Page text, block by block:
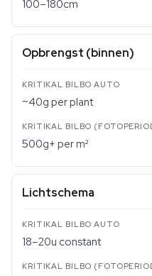
100–180cm
Opbrengst (binnen)
~40g per plant
500g+ per m²
Lichtschema
18–20u constant